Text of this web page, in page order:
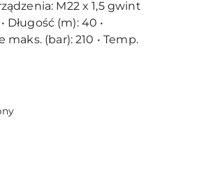
M22 x 1,5 gwint
Długość (m): 40 •
(bar): 210 • Temp.